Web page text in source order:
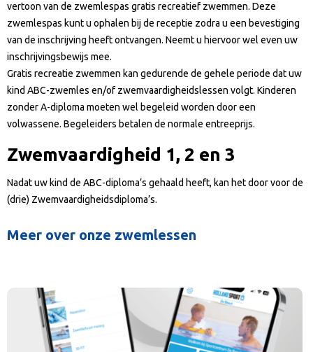
vertoon van de zwemlespas gratis recreatief zwemmen. Deze
zwemlespas kunt u ophalen bij de receptie zodra u een bevestiging
van de inschrijving heeft ontvangen. Neemt u hiervoor wel even uw
inschrijvingsbewijs mee.
Gratis recreatie zwemmen kan gedurende de gehele periode dat uw
kind ABC-zwemles en/of zwemvaardigheidslessen volgt. Kinderen
zonder A-diploma moeten wel begeleid worden door een
volwassene. Begeleiders betalen de normale entreeprijs.
Zwemvaardigheid 1, 2 en 3
Nadat uw kind de ABC-diploma’s gehaald heeft, kan het door voor de
(drie) Zwemvaardigheidsdiploma’s.
Meer over onze zwemlessen